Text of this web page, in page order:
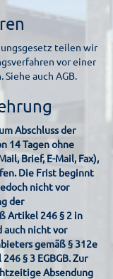
teilen wir
vor einer
auch AGB.
Abschluss der
14 Tagen ohne
Brief, E-Mail, Fax),
Die Frist beginnt
nicht vor
der
Artikel 246 § 2 in
auch nicht vor
gemäß § 312e
§ 3 EGBGB. Zur
Absendung